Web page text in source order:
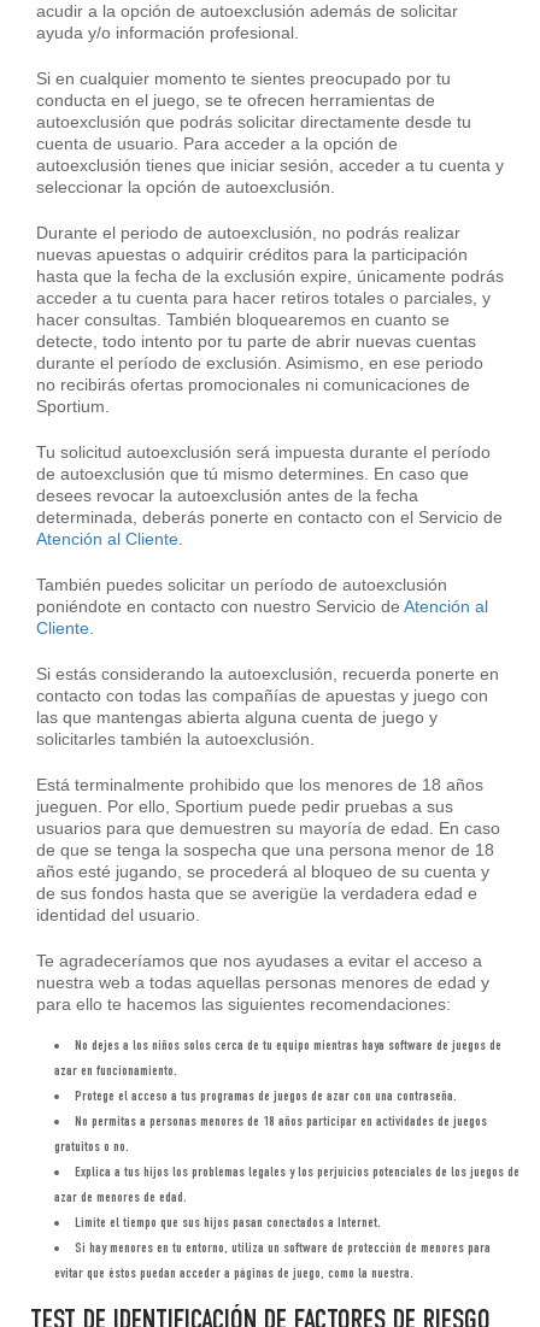
acudir a la opción de autoexclusión además de solicitar
ayuda y/o información profesional.
Si en cualquier momento te sientes preocupado por tu
conducta en el juego, se te ofrecen herramientas de
autoexclusión que podrás solicitar directamente desde tu
cuenta de usuario. Para acceder a la opción de
autoexclusión tienes que iniciar sesión, acceder a tu cuenta y
seleccionar la opción de autoexclusión.
Durante el periodo de autoexclusión, no podrás realizar
nuevas apuestas o adquirir créditos para la participación
hasta que la fecha de la exclusión expire, únicamente podrás
acceder a tu cuenta para hacer retiros totales o parciales, y
hacer consultas. También bloquearemos en cuanto se
detecte, todo intento por tu parte de abrir nuevas cuentas
durante el período de exclusión. Asimismo, en ese periodo
no recibirás ofertas promocionales ni comunicaciones de
Sportium.
Tu solicitud autoexclusión será impuesta durante el período
de autoexclusión que tú mismo determines. En caso que
desees revocar la autoexclusión antes de la fecha
determinada, deberás ponerte en contacto con el Servicio de
Atención al Cliente
También puedes solicitar un período de autoexclusión
poniéndote en contacto con nuestro Servicio de Atención al
Cliente
Si estás considerando la autoexclusión, recuerda ponerte en
contacto con todas las compañías de apuestas y juego con
las que mantengas abierta alguna cuenta de juego y
solicitarles también la autoexclusión.
Está terminalmente prohibido que los menores de 18 años
jueguen. Por ello, Sportium puede pedir pruebas a sus
usuarios para que demuestren su mayoría de edad. En caso
de que se tenga la sospecha que una persona menor de 18
años esté jugando, se procederá al bloqueo de su cuenta y
de sus fondos hasta que se averigüe la verdadera edad e
identidad del usuario.
Te agradeceríamos que nos ayudases a evitar el acceso a
nuestra web a todas aquellas personas menores de edad y
para ello te hacemos las siguientes recomendaciones:
No dejes a los niños solos cerca de tu equipo mientras haya software de juegos de
azar en funcionamiento.
Protege el acceso a tus programas de juegos de azar con una contraseña.
No permitas a personas menores de 18 años participar en actividades de juegos
gratuitos o no.
Explica a tus hijos los problemas legales y los perjuicios potenciales de los juegos de
azar de menores de edad.
Limite el tiempo que sus hijos pasan conectados a Internet.
Si hay menores en tu entorno, utiliza un software de protección de menores para
evitar que éstos puedan acceder a páginas de juego, como la nuestra.
TEST DE IDENTIFICACIÓN DE FACTORES DE RIESGO